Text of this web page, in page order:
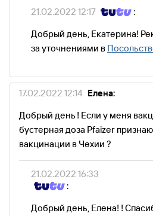
21.02.2022 12:17
:
Добрый день, Екатерина!
за уточнениями в
17.02.2022 12:14 Елена:
Добрый день ! Если у меня
бустерная доза Pfaizer
вакцинации в Чехии ?
21.02.2022 16:33
:
Добрый день, Елена! !